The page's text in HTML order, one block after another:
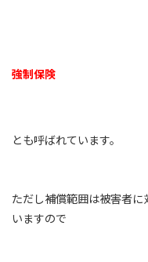
強制保険
とも呼ばれています。
ただし補償範囲は被害者
いますので